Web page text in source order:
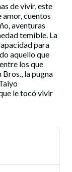
de vivir, este
cuentos
aventuras
temible. La
para
aquello que
los que
la pugna
le tocó vivir